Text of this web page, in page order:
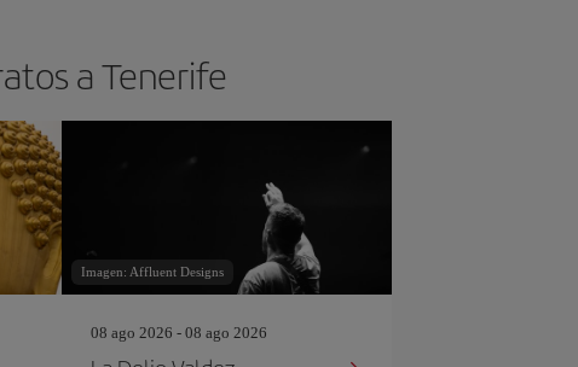
a Tenerife
Imagen: Affluent Designs
08 ago 2026 - 08 ago 2026